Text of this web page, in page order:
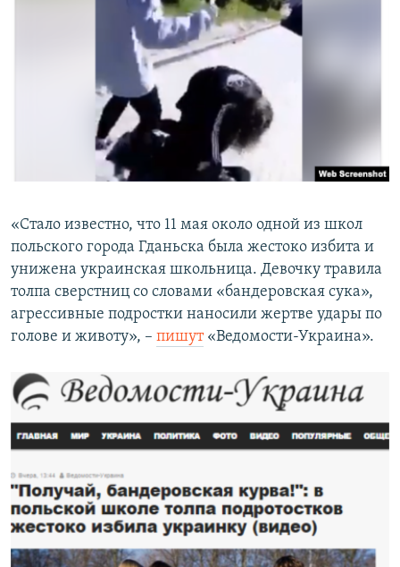
«Стало известно, что 11 мая около одной из школ
польского города Гданьска была жестоко избита и
унижена украинская школьница. Девочку травила
толпа сверстниц со словами «бандеровская сука»,
агрессивные подростки наносили жертве удары по
голове и животу», – пишут«Ведомости-Украина».